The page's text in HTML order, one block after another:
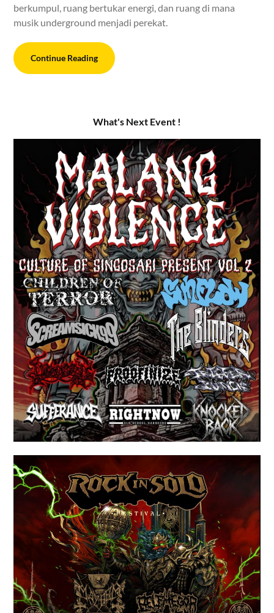
berkumpul, ruang bertukar energi, dan ruang di mana
musik underground menjadi perekat.
Continue Reading
What's Next Event !